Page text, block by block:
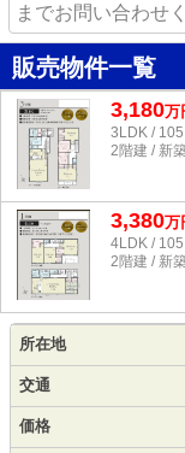
までお問い合わせ
販売物件一覧
3,180万
3LDK /
2階建 / 新
3,380万
4LDK /
2階建 / 新
所在地
交通
価格